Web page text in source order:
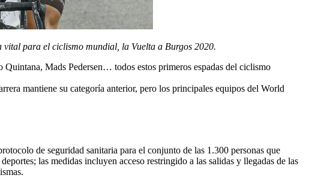
para el ciclismo mundial, la Vuelta a Burgos 2020.
Mads Pedersen… todos estos primeros espadas del ciclismo
mantiene su categoría anterior, pero los principales equipos del World
de seguridad sanitaria para el conjunto de las 1.300 personas que
las medidas incluyen acceso restringido a las salidas y llegadas de las